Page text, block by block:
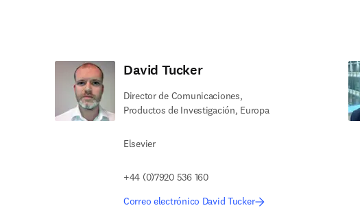
David Tucker
Director de Comunicaciones,
Productos de Investigación, Europa
Elsevier
+44 (0)7920 536 160
Correo electrónico David Tucker